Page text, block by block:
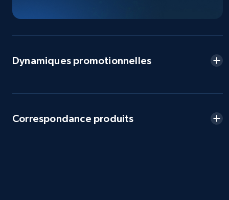
eBay - Collect products from shops on eBay
Seller reviews, Breadcrumbs, Root category, and
Dynamiques promotionnelles
Correspondance produits